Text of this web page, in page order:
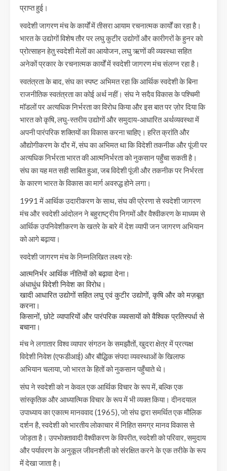
प्राप्त हुई।
स्वदेशी जागरण मंच के कार्यों में तीसरा आयाम रचनात्मक कार्यों का रहा है।
भारत के उद्योगों विशेष तौर पर लघु कुटीर उद्योगों और कारीगरों के हुनर को
प्रोत्साहन हेतु स्वदेशी मेलों का आयोजन, लघु ऋणों की व्यवस्था सहित
अनेकों प्रकार के रचनात्मक कार्यों में स्वदेशी जागरण मंच संलग्न रहा है।
स्वतंत्रता के बाद, संघ का स्पष्ट अभिमत रहा कि आर्थिक स्वदेशी के बिना
राजनीतिक स्वतंत्रता का कोई अर्थ नहीं। संघ ने सदैव विकास के पश्चिमी
मॉडलों पर अत्यधिक निर्भरता का विरोध किया और इस बात पर ज़ोर दिया कि
भारत को कृषि, लघु-स्तरीय उद्योगों और समुदाय-आधारित अर्थव्यवस्था में
अपनी पारंपरिक शक्तियों का विकास करना चाहिए। हरित क्रांति और
औद्योगीकरण के दौर में, संघ का अभिमत था कि विदेशी तकनीक और पूंजी पर
अत्यधिक निर्भरता भारत की आत्मनिर्भरता को नुकसान पहुँचा सकती है।
संघ का यह मत सही साबित हुआ, जब विदेशी पूंजी और तकनीक पर निर्भरता
के कारण भारत के विकास का मार्ग अवरुद्ध होने लगा।
1991 में आर्थिक उदारीकरण के साथ, संघ की प्रेरणा से स्वदेशी जागरण
मंच और स्वदेशी आंदोलन ने बहुराष्ट्रीय निगमों और वैश्वीकरण के माध्यम से
आर्थिक उपनिवेशीकरण के खतरे के बारे में देश व्यापी जन जागरण अभियान
को आगे बढ़ाया।
स्वदेशी जागरण मंच के निम्नलिखित लक्ष्य रहेः
आत्मनिर्भर आर्थिक नीतियों को बढ़ावा देना।
अंधाधुंध विदेशी निवेश का विरोध।
खादी आधारित उद्योगों सहित लघु एवं कुटीर उद्योगों, कृषि और को मज़बूत
करना।
किसानों, छोटे व्यापारियों और पारंपरिक व्यवसायों को वैश्विक प्रतिस्पर्धा से
बचाना।
मंच ने लगातार विश्व व्यापार संगठन के समझौतों, खुदरा क्षेत्र में प्रत्यक्ष
विदेशी निवेश (एफडीआई) और बौद्धिक संपदा व्यवस्थाओं के खिलाफ
अभियान चलाया, जो भारत के हितों को नुकसान पहुँचाते थे।
संघ ने स्वदेशी को न केवल एक आर्थिक विचार के रूप में, बल्कि एक
सांस्कृतिक और आध्यात्मिक विचार के रूप में भी व्यक्त किया। दीनदयाल
उपाध्याय का एकात्म मानववाद (1965), जो संघ द्वारा समर्थित एक मौलिक
दर्शन है, स्वदेशी को भारतीय लोकाचार में निहित समग्र मानव विकास से
जोड़ता है। उपभोक्तावादी वैश्वीकरण के विपरीत, स्वदेशी को परिवार, समुदाय
और पर्यावरण के अनुकूल जीवनशैली को संरक्षित करने के एक तरीके के रूप
में देखा जाता है।